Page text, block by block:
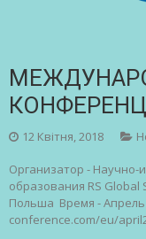
12 Квітня, 2018
Организатор - Научно-
образования RS
Польша Время -
conference.com/eu/